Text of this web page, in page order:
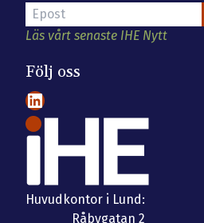
Läs vårt senaste IHE Nytt
Följ oss
LinkedIn
Huvudkontor i Lund:
Råbygatan 2